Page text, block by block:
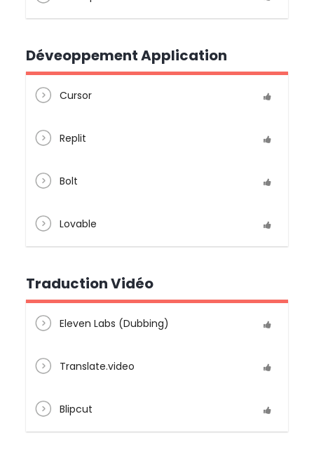
Déveoppement Application
Cursor
Replit
Bolt
Lovable
Traduction Vidéo
Eleven Labs (Dubbing)
Translate.video
Blipcut